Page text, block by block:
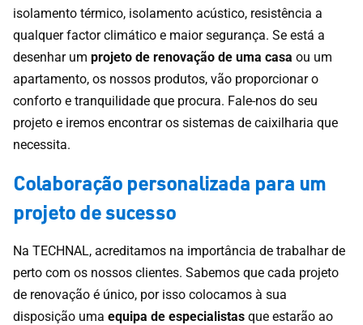
isolamento térmico, isolamento acústico, resistência a
qualquer factor climático e maior segurança. Se está a
desenhar um projeto de renovação de uma casa ou um
apartamento, os nossos produtos, vão proporcionar o
conforto e tranquilidade que procura. Fale-nos do seu
projeto e iremos encontrar os sistemas de caixilharia que
necessita.
Colaboração personalizada para um
projeto de sucesso
Na TECHNAL, acreditamos na importância de trabalhar de
perto com os nossos clientes. Sabemos que cada projeto
de renovação é único, por isso colocamos à sua
disposição uma equipa de especialistas que estarão ao